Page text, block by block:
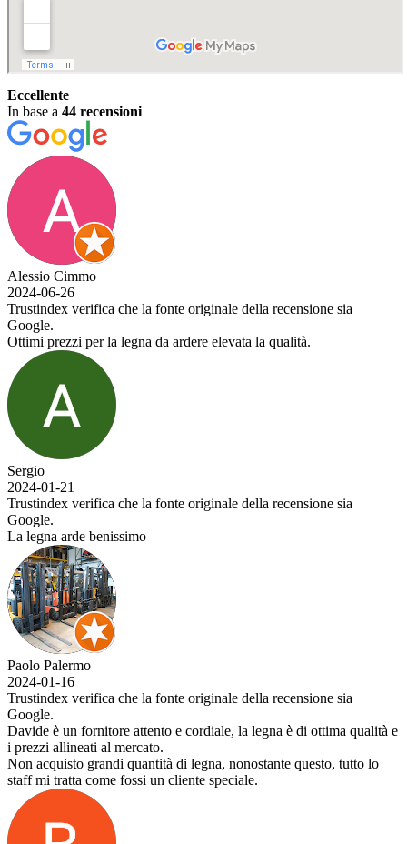
Eccellente
In base a 44 recensioni
Alessio Cimmo
2024-06-26
Trustindex verifica che la fonte originale della recensione sia
Google.
Ottimi prezzi per la legna da ardere elevata la qualità.
Sergio
2024-01-21
Trustindex verifica che la fonte originale della recensione sia
Google.
La legna arde benissimo
Paolo Palermo
2024-01-16
Trustindex verifica che la fonte originale della recensione sia
Google.
Davide è un fornitore attento e cordiale, la legna è di ottima qualità e
i prezzi allineati al mercato.
Non acquisto grandi quantità di legna, nonostante questo, tutto lo
staff mi tratta come fossi un cliente speciale.